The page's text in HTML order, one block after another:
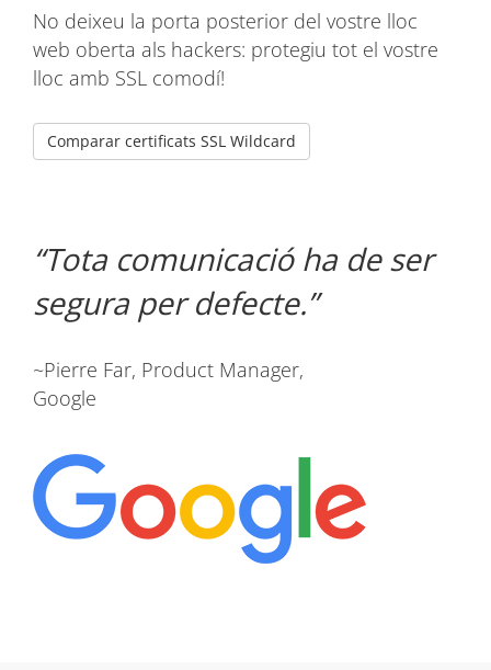
No deixeu la porta posterior del vostre lloc
web oberta als hackers: protegiu tot el vostre
lloc amb SSL comodí!
Comparar certificats SSL Wildcard
Tota comunicació ha de ser
segura per defecte.
~Pierre Far, Product Manager,
Google